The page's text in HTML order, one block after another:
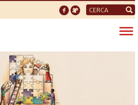
Form
di
ricerca